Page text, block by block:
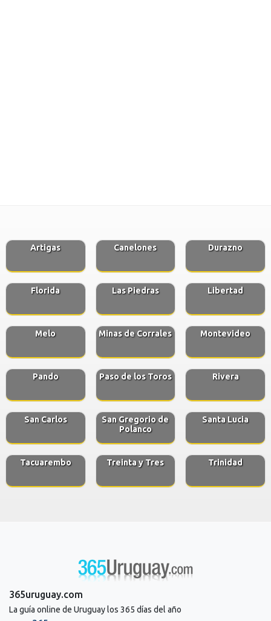
Artigas Canelones Durazno
Florida Las Piedras Libertad
Melo Minas de Corrales Montevideo
Pando Paso de los Toros Rivera
San Carlos
San Gregorio de
Polanco
Santa Lucia
Tacuarembo Treinta y Tres Trinidad
365uruguay.com
La guía online de Uruguay los 365 días del año